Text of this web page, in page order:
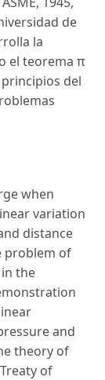
de
la
el teorema π
del
when
variation
distance
problem of
the
and
theory of
of